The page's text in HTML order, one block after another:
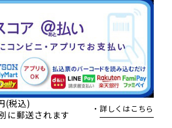
(税込)
に郵送されます
詳しくはこちら